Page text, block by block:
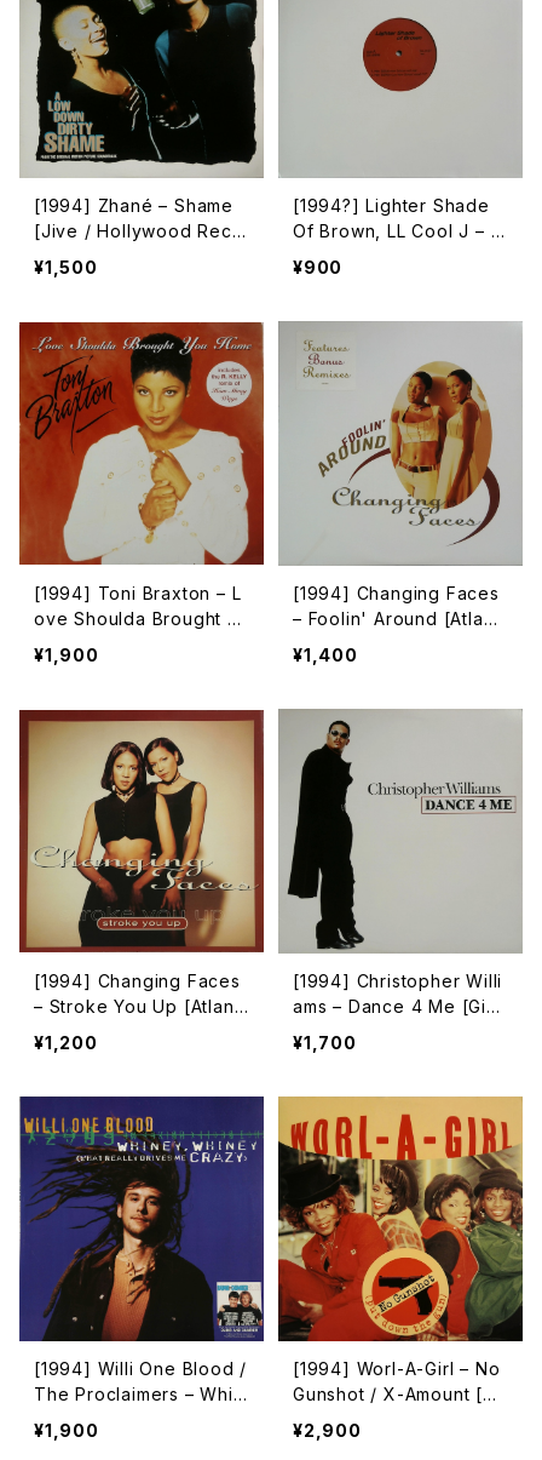
[1994] Zhané – Shame
[Jive / Hollywood Reco
rds]
¥1,500
[1994?] Lighter Shade
Of Brown, LL Cool J – H
ey Dj / Mama Said Knoc
¥900
[1994] Toni Braxton – L
ove Shoulda Brought Y
ou Home [Arista]
¥1,900
[1994] Changing Faces
– Foolin' Around [Atlanti
c]
¥1,400
[1994] Changing Faces
– Stroke You Up [Atlanti
c]
¥1,200
[1994] Christopher Willi
ams – Dance 4 Me [Gian
t Records][PROMO]
¥1,700
[1994] Willi One Blood /
The Proclaimers – Whin
ey, Whiney (What Reall
y Drives Me Crazy) / G
¥1,900
[1994] Worl-A-Girl – No
Gunshot / X-Amount [Ch
aos Recordings]
¥2,900